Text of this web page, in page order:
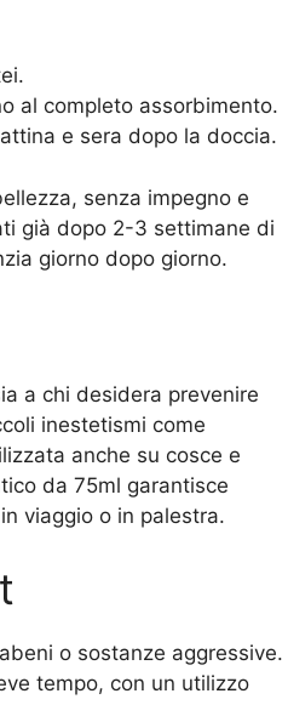
al completo assorbimento.
e sera dopo la doccia.
senza impegno e
già dopo 2-3 settimane di
giorno dopo giorno.
a chi desidera prevenire
inestetismi come
anche su cosce e
da 75ml garantisce
viaggio o in palestra.
o sostanze aggressive.
tempo, con un utilizzo